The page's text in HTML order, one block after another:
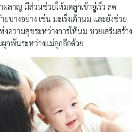
ผลาญ มีส่วนช่วยให้มดลูกเข้าอู่เร็ว ลด
ายบางอย่าง เช่น มะเร็งเต้านม และยังช่วย
ความสุขระหว่างการให้นม ช่วยเสริมสร้าง
ผูกพันระหว่างแม่ลูกอีกด้วย